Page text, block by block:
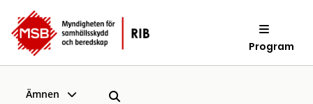
Program
Ämnen